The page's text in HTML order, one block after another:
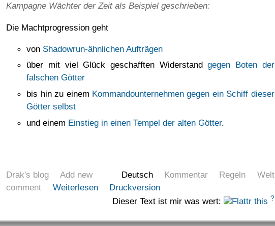
Kampagne Wächter der Zeit als Beispiel geschrieben:
Die Machtprogression geht
von Shadowrun-ähnlichen Aufträgen
über mit viel Glück geschafften Widerstandgegen Boten der
falschen Götter
bis hin zu einem Kommandounternehmen gegen ein Schiff dieser
Götter selbst
und einem Einstieg in einen Tempel der alten Götter.
Deutsch Kommentar Regeln Welt
Drak's blog
Add new
comment
Weiterlesen
Druckversion
Dieser Text ist mir was wert:
?